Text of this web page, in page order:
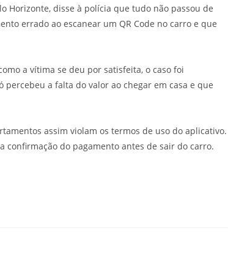
Horizonte, disse à polícia que tudo não passou de
errado ao escanear um QR Code no carro e que
a vítima se deu por satisfeita, o caso foi
a falta do valor ao chegar em casa e que
assim violam os termos de uso do aplicativo.
confirmação do pagamento antes de sair do carro.